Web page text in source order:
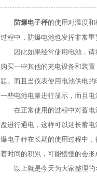
防爆电子秤的使用对温度
过程中，防爆电池也发挥非常
因此如果经常使用电池，请
购买一些其他的充电设备和装
题。而且当仪表使用电池供电
一些电池电量进行显示，而且
在正常使用的过程中对蓄电
盘进行通电，这样可以延长蓄
爆电子秤在长期的使用过程中
着时间的积累，可能慢慢的会
以上就是今天为大家整理的